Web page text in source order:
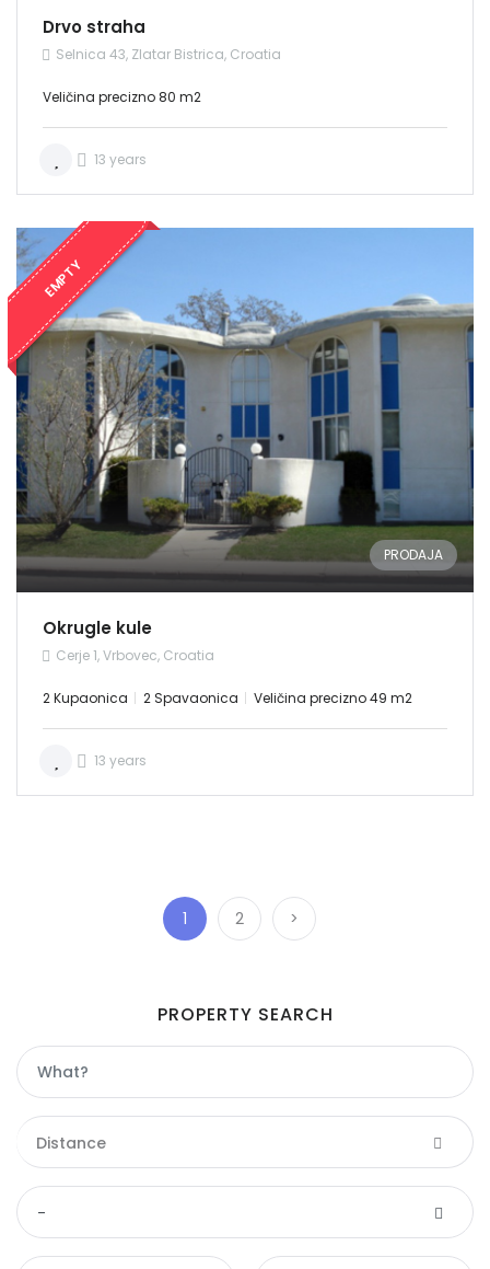
Drvo straha
Selnica 43, Zlatar Bistrica, Croatia
Veličina precizno 80 m2
13 years
EMPTY
PRODAJA
Okrugle kule
Cerje 1, Vrbovec, Croatia
2 Kupaonica 2 Spavaonica Veličina precizno 49 m2
13 years
1 2 >
PROPERTY SEARCH
Distance
-